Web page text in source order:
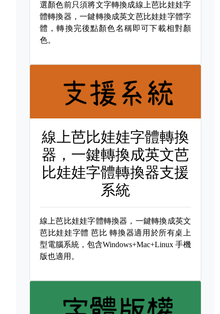
選顏色前只須將文字轉換成線上芭比娃娃字
體轉換器，一鍵轉換成英文芭比娃娃字體字
體，轉換完後點顏色名稱即可下載相對顏
色。
線上芭比娃娃字體轉換
器，一鍵轉換成英文芭
比娃娃字體轉換器支援
系統
線上芭比娃娃字體轉換器，一鍵轉換成英文
芭比娃娃字體芭比 轉換器適用於所有桌上
型電腦系統，包含Windows+Mac+Linux 手機
版也適用。